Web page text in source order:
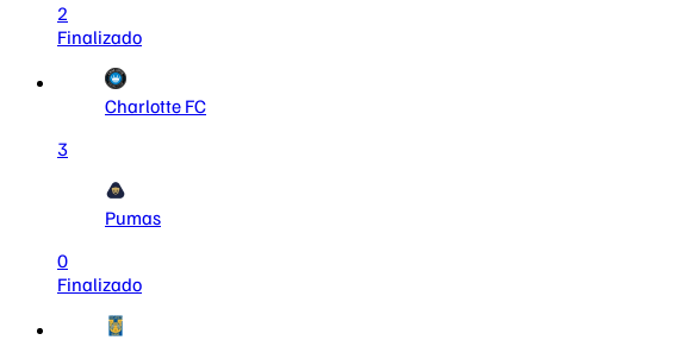
2
Finalizado
Charlotte FC
3
Pumas
0
Finalizado